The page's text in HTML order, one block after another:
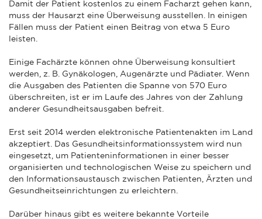
Damit der Patient kostenlos zu einem Facharzt gehen kann,
muss der Hausarzt eine Überweisung ausstellen. In einigen
Fällen muss der Patient einen Beitrag von etwa 5 Euro
leisten.
Einige Fachärzte können ohne Überweisung konsultiert
werden, z. B. Gynäkologen, Augenärzte und Pädiater. Wenn
die Ausgaben des Patienten die Spanne von 570 Euro
überschreiten, ist er im Laufe des Jahres von der Zahlung
anderer Gesundheitsausgaben befreit.
Erst seit 2014 werden elektronische Patientenakten im Land
akzeptiert. Das Gesundheitsinformationssystem wird nun
eingesetzt, um Patienteninformationen in einer besser
organisierten und technologischen Weise zu speichern und
den Informationsaustausch zwischen Patienten, Ärzten und
Gesundheitseinrichtungen zu erleichtern.
Darüber hinaus gibt es weitere bekannte Vorteile